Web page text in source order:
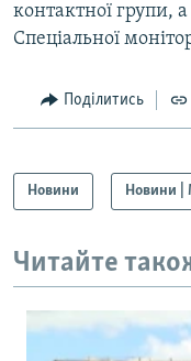
контактної групи,
Спеціальної
Поділитись
Новини Новини |
Читайте